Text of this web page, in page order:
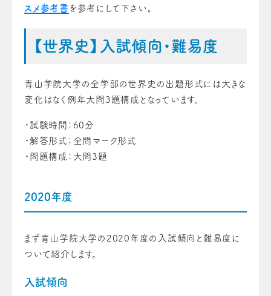
スメ参考書 を参考にして下さい。
【世界史】入試傾向・難易度
青山学院大学の全学部の世界史の出題形式には大きな
変化はなく例年大問3題構成となっています。
・試験時間：60分
・解答形式：全問マーク形式
・問題構成：大問3題
2020年度
まず青山学院大学の2020年度の入試傾向と難易度に
ついて紹介します。
入試傾向